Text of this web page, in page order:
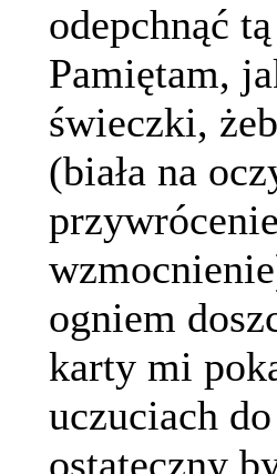
odepchnąć
Pamiętam,
świeczki,
(biała na
ogniem
karty mi
uczuciach
ostateczny